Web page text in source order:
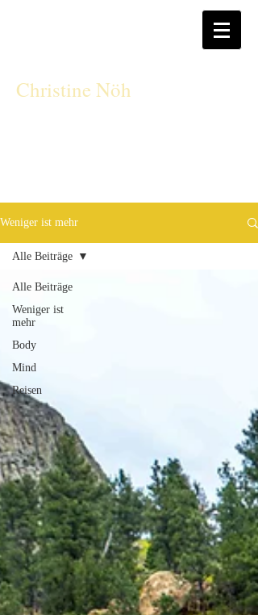
Christine Nöh
Weniger ist mehr
Alle Beiträge
Weniger ist
mehr
Body
Mind
Reisen
Alle Beiträge